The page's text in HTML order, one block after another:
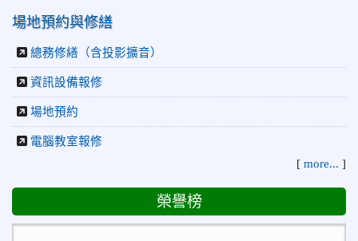
場地預約與修繕
總務修繕（含投影擴音）
資訊設備報修
場地預約
電腦教室報修
[ more... ]
榮譽榜